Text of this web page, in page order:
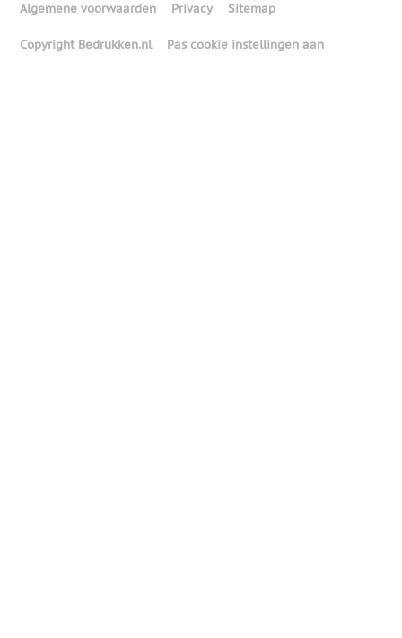
Algemene voorwaarden Privacy Sitemap
Copyright Bedrukken.nl Pas cookie instellingen aan